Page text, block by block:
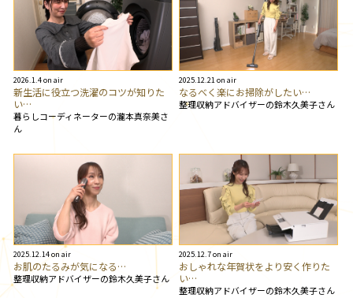
2026.1.4 on air
新生活に役立つ洗濯のコツが知りた
い…
暮らしコーディネーターの瀧本真奈美さ
ん
2025.12.21 on air
なるべく楽にお掃除がしたい…
整理収納アドバイザーの鈴木久美子さん
2025.12.14 on air
お肌のたるみが気になる…
整理収納アドバイザーの鈴木久美子さん
2025.12.7 on air
おしゃれな年賀状をより安く作りた
い…
整理収納アドバイザーの鈴木久美子さん